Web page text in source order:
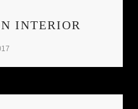
INTERIOR